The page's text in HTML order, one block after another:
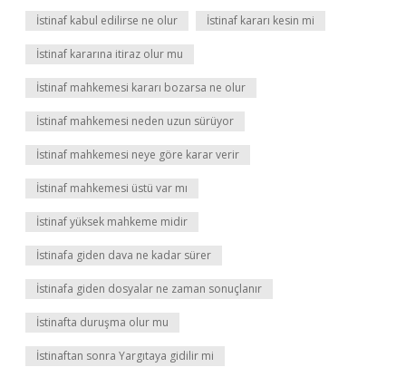
İstinaf kabul edilirse ne olur İstinaf kararı kesin mi
İstinaf kararına itiraz olur mu
İstinaf mahkemesi kararı bozarsa ne olur
İstinaf mahkemesi neden uzun sürüyor
İstinaf mahkemesi neye göre karar verir
İstinaf mahkemesi üstü var mı
İstinaf yüksek mahkeme midir
İstinafa giden dava ne kadar sürer
İstinafa giden dosyalar ne zaman sonuçlanır
İstinafta duruşma olur mu
İstinaftan sonra Yargıtaya gidilir mi